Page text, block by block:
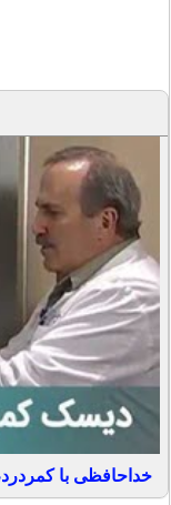
خداحافظی با